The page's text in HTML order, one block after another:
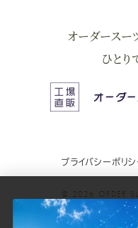
ー
ス
ツ
オーダースー
ひとり
プライバシーポリシ
© 2026 ORDER